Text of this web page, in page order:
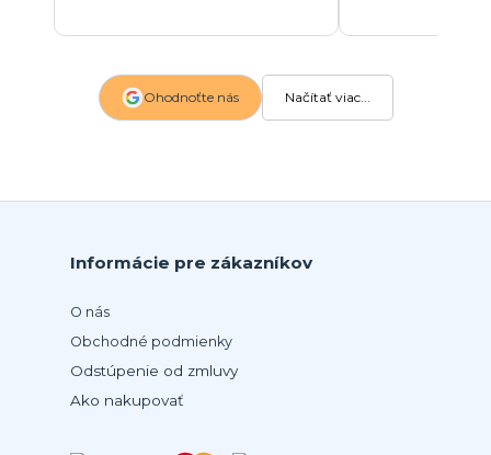
Ohodnoťte nás Načítať viac...
Informácie pre zákazníkov
O nás
Obchodné podmienky
Odstúpenie od zmluvy
Ako nakupovať